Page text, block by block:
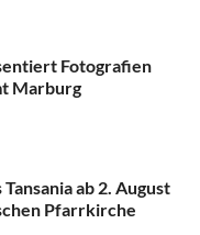
Fotografien
Marburg
ab 2. August
Pfarrkirche